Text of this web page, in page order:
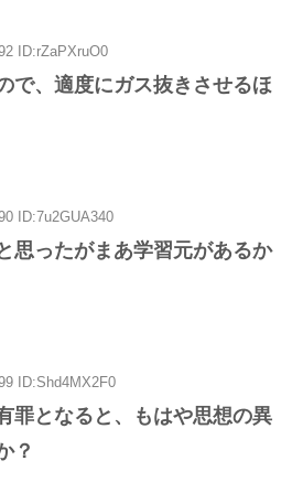
ID:rZaPXruO0
で、適度にガス抜きさせるほ
ID:7u2GUA340
思ったがまあ学習元があるか
ID:Shd4MX2F0
罪となると、もはや思想の異
？